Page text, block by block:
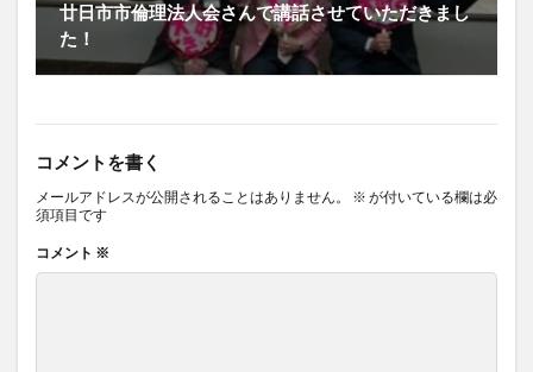
廿日市市倫理法人会さんで講話させていただきまし
た！
コメントを書く
メールアドレスが公開されることはありません。 ※ が付いている欄は必
須項目です
コメント ※